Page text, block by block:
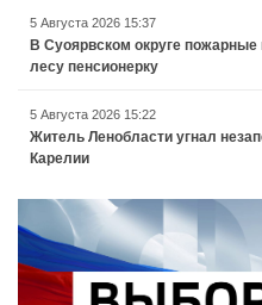
5 Августа 2026 15:37
В Суоярвском округе
лесу пенсионерку
5 Августа 2026 15:22
Житель Ленобласти угнал
Карелии